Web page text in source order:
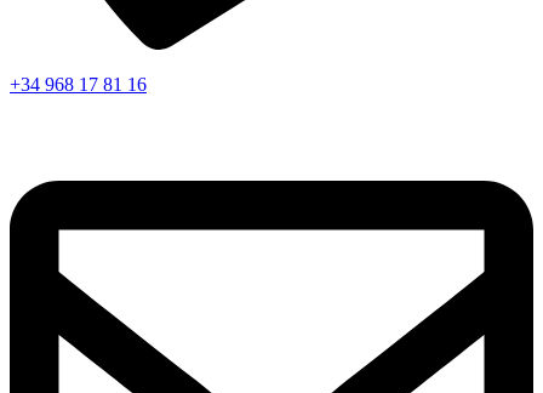
+34 968 17 81 16